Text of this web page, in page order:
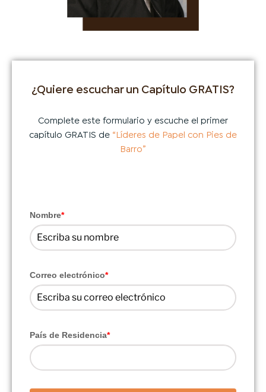
¿Quiere escuchar un Capítulo GRATIS?
Complete este formulario y escuche el primer
capítulo GRATIS de “Líderes de Papel con Pies de
Barro”
Nombre*
Correo electrónico*
País de Residencia*